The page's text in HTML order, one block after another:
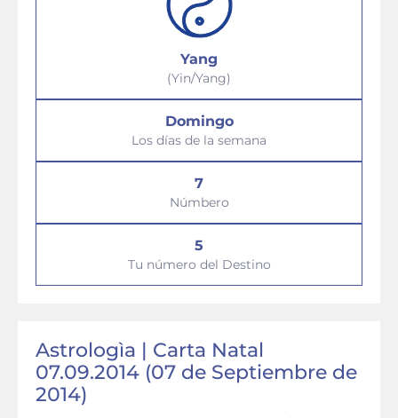
Yang
(Yin/Yang)
Domingo
Los días de la semana
7
Númbero
5
Tu número del Destino
Astrologìa | Carta Natal
07.09.2014 (07 de Septiembre de
2014)